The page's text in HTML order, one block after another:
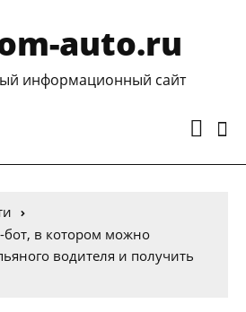
auto.ru
информационный сайт
бот, в котором можно
водителя и получить